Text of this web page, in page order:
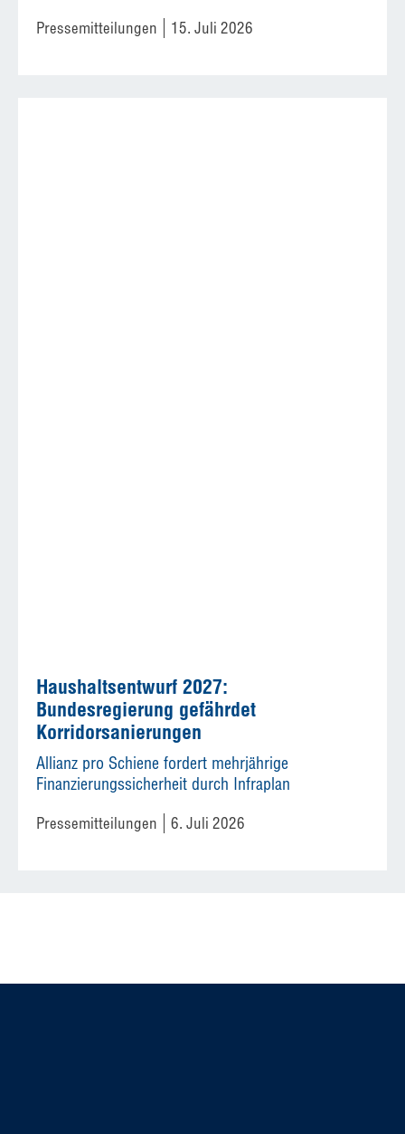
Pressemitteilungen 15. Juli 2026
Haushaltsentwurf 2027:
Bundesregierung gefährdet
Korridorsanierungen
Allianz pro Schiene fordert mehrjährige
Finanzierungssicherheit durch Infraplan
Pressemitteilungen 6. Juli 2026